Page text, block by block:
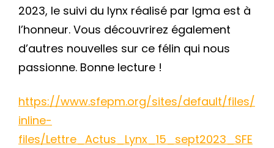
2023, le suivi du lynx réalisé par Igma est à
l’honneur. Vous découvrirez également
d’autres nouvelles sur ce félin qui nous
passionne. Bonne lecture !
https://www.sfepm.org/sites/default/files/
inline-
files/Lettre_Actus_Lynx_15_sept2023_SFE